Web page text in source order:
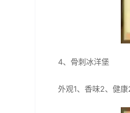
4、骨刺冰洋堡
外观1、香味2、健